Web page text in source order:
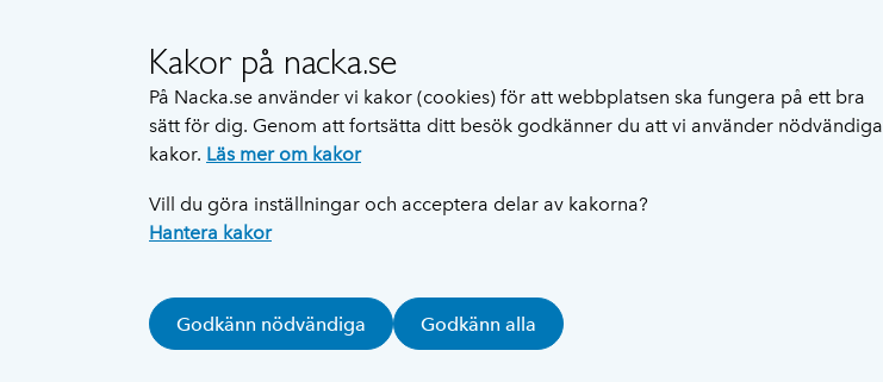
Kakor på nacka.se
På Nacka.se använder vi kakor (cookies) för att webbplatsen ska fungera på ett bra
sätt för dig. Genom att fortsätta ditt besök godkänner du att vi använder nödvändiga
kakor. Läs mer om kakor
Vill du göra inställningar och acceptera delar av kakorna?
Hantera kakor
Godkänn nödvändiga Godkänn alla